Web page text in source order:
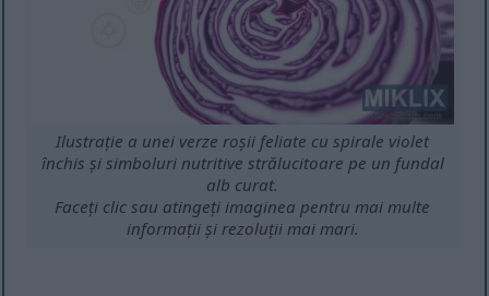
Ilustrație a unei verze roșii feliate cu spirale violet
închis și simboluri nutritive strălucitoare pe un fundal
alb curat.
Faceți clic sau atingeți imaginea pentru mai multe
informații și rezoluții mai mari.